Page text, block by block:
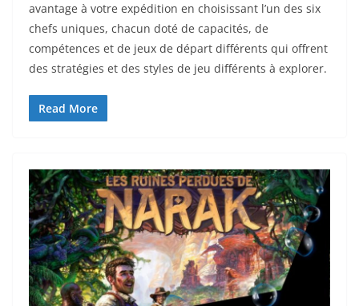
avantage à votre expédition en choisissant l’un des six
chefs uniques, chacun doté de capacités, de
compétences et de jeux de départ différents qui offrent
des stratégies et des styles de jeu différents à explorer.
Read More